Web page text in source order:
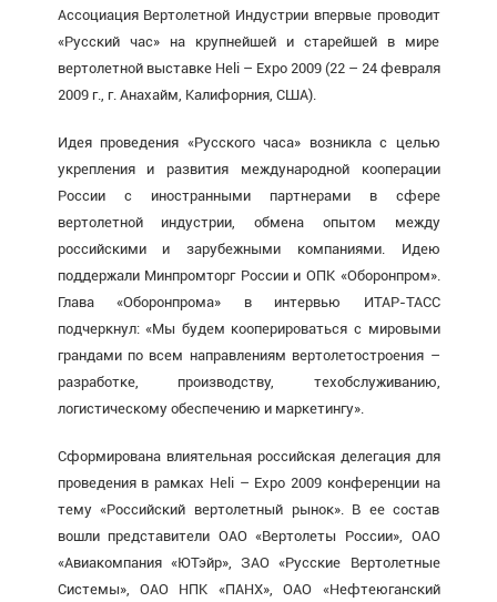
Ассоциация Вертолетной Индустрии впервые проводит
«Русский час» на крупнейшей и старейшей в мире
вертолетной выставке Heli – Expo 2009 (22 – 24 февраля
2009 г., г. Анахайм, Калифорния, США).
Идея проведения «Русского часа» возникла с целью
укрепления и развития международной кооперации
России с иностранными партнерами в сфере
вертолетной индустрии, обмена опытом между
российскими и зарубежными компаниями. Идею
поддержали Минпромторг России и ОПК «Оборонпром».
Глава «Оборонпрома» в интервью ИТАР-ТАСС
подчеркнул: «Мы будем кооперироваться с мировыми
грандами по всем направлениям вертолетостроения –
разработке, производству, техобслуживанию,
логистическому обеспечению и маркетингу».
Сформирована влиятельная российская делегация для
проведения в рамках Heli – Expo 2009 конференции на
тему «Российский вертолетный рынок». В ее состав
вошли представители ОАО «Вертолеты России», ОАО
«Авиакомпания «ЮТэйр», ЗАО «Русские Вертолетные
Системы», ОАО НПК «ПАНХ», ОАО «Нефтеюганский